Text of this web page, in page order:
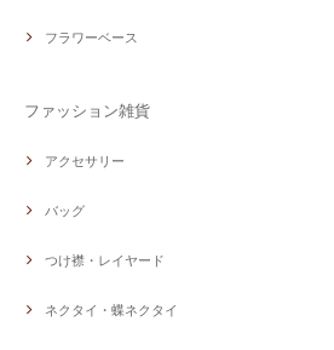
フラワーベース
ファッション雑貨
アクセサリー
バッグ
つけ襟・レイヤード
ネクタイ・蝶ネクタイ